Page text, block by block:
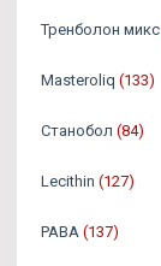
Тренболон микс
Masteroliq (133)
Станобол (84)
Lecithin (127)
PABA (137)